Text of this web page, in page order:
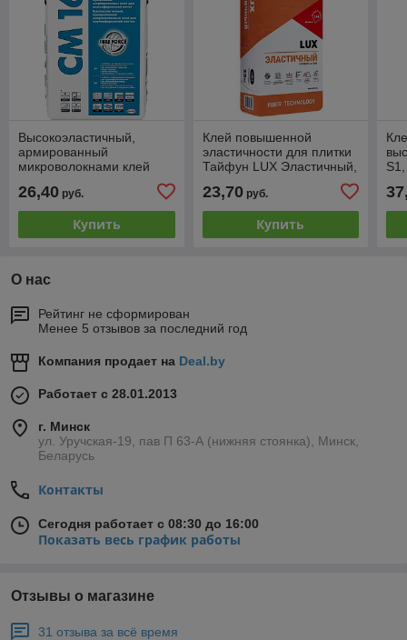
Высокоэластичный,
армированный
микроволокнами клей
плитки Ceresit СМ 16, 25
кг, РБ
26,40 руб.
Купить
Клей повышенной
эластичности для плитки
Тайфун LUX Эластичный,
23,70руб.
Купить
О нас
Рейтинг не сформирован
Менее 5 отзывов за последний год
Компания продает на Deal.by
Работает с 28.01.2013
г. Минск
ул. Уручская-19, пав П 63-А (нижняя стоянка), Минск,
Беларусь
Контакты
Сегодня работает с 08:30 до 16:00
Показать весь график работы
Отзывы о магазине
31 отзыва за всё время